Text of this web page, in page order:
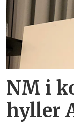
NM i
hyller